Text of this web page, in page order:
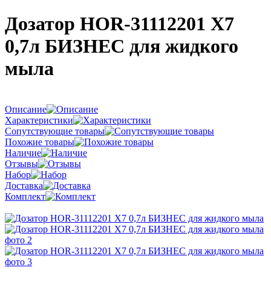
Дозатор HOR-31112201 X7
0,7л БИЗНЕС для жидкого
мыла
Описание
Характеристики
Сопутствующие товары
Похожие товары
Наличие
Отзывы
Набор
Доставка
Комплект